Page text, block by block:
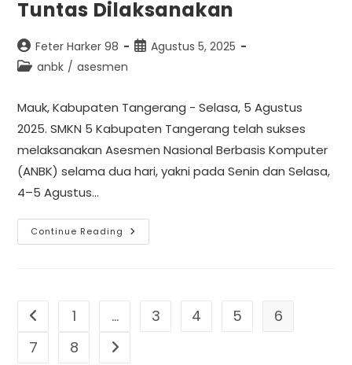
Tuntas Dilaksanakan
Feter Harker 98
Agustus 5, 2025
anbk / asesmen
Mauk, Kabupaten Tangerang - Selasa, 5 Agustus
2025. SMKN 5 Kabupaten Tangerang telah sukses
melaksanakan Asesmen Nasional Berbasis Komputer
(ANBK) selama dua hari, yakni pada Senin dan Selasa,
4–5 Agustus…
Continue Reading
1 … 3 4 5
6
7
8